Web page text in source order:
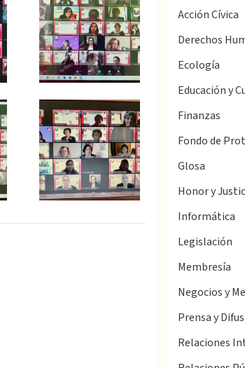
Acción Cívica
Derechos
Ecología
Educación y
Finanzas
Fondo de
Glosa
Honor y
Informática
Legislación
Membresía
Negocios y
Prensa y
Relaciones